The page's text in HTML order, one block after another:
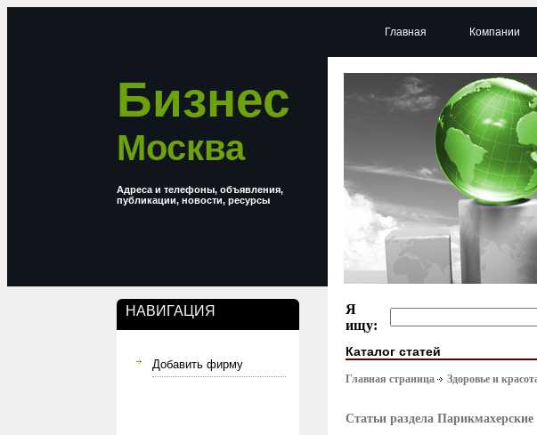
Бизнес
Москва
Адреса и телефоны, объявления,
публикации, новости, ресурсы
НАВИГАЦИЯ
Добавить фирму
Главная Компании
Я
ищу:
Каталог статей
Главная страница Здоровье и
Статьи раздела Парикмахерские